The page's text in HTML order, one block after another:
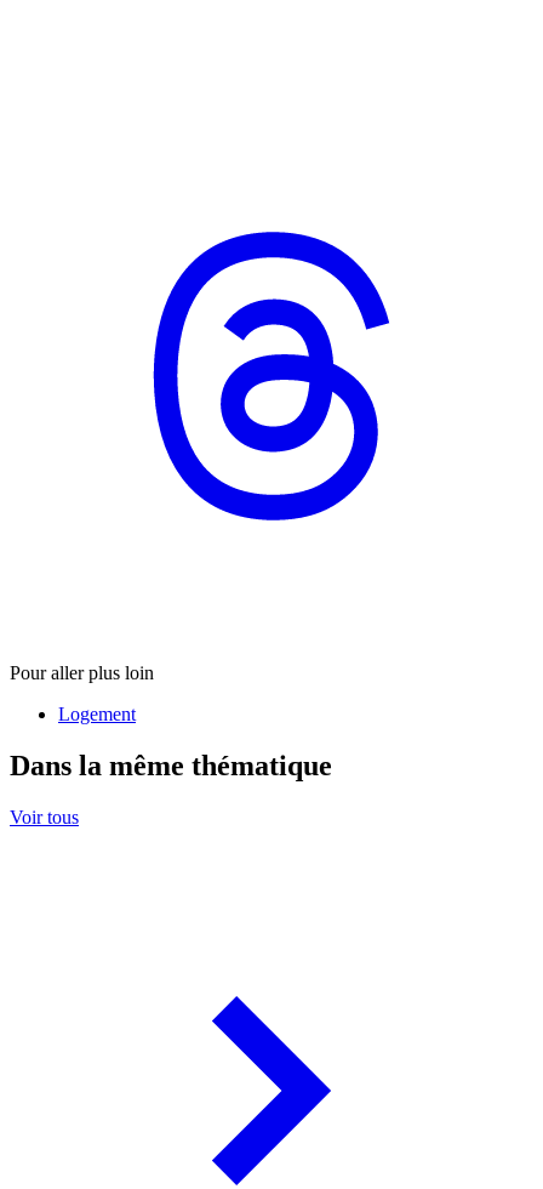
Pour aller plus loin
Logement
Dans la même thématique
Voir tous